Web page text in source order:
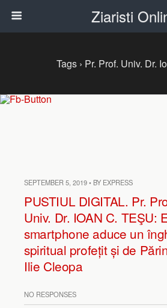
Ziaristi
Tags › Pr. Prof. Univ. Dr.
SEPTEMBER 5, 2019 • BY EXPRESS
PUSTIUL DIGITAL. Pr.
Univ. Dr. IOAN C. TEŞU:
smartphone aduce un
spiritual profețit și de
Ilie Cleopa
NO RESPONSES